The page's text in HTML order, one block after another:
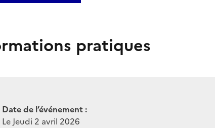
pratiques
Date de l’événement :
Le Jeudi 2 avril 2026